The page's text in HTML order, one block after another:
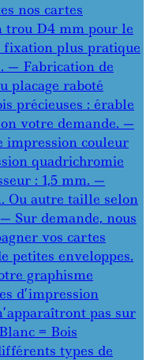
nos cartes
trou D4 mm pour le
plus pratique
— Fabrication de
placage raboté
précieuses : érable
votre demande. —
impression couleur
quadrichromie
: 1,5 mm. —
Ou autre taille selon
Sur demande, nous
vos cartes
petites enveloppes.
graphisme
d’impression
pas sur
= Bois
types de